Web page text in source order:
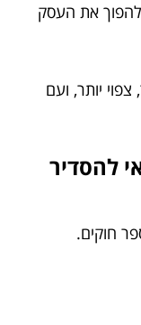
להפוך את העסק
יותר, ועם
להסדיר
חוקים.